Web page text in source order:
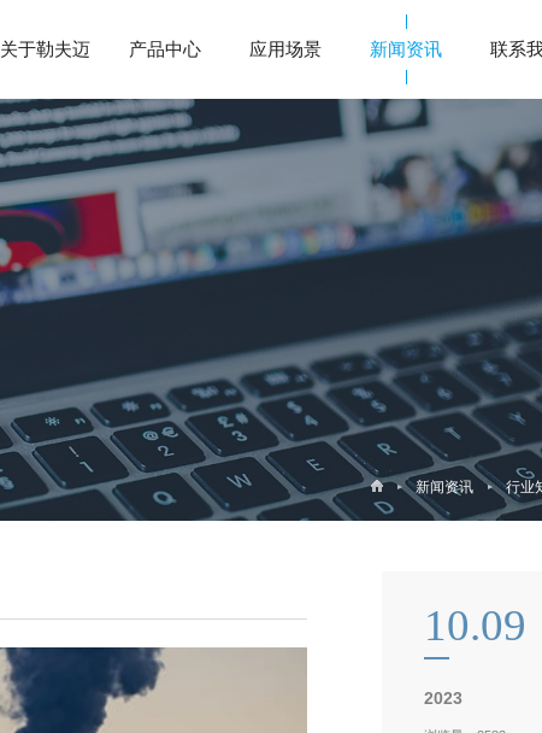
关于勒夫迈 产品中心 应用场景 新闻资讯 联系
新闻资讯 行业
10.09
2023